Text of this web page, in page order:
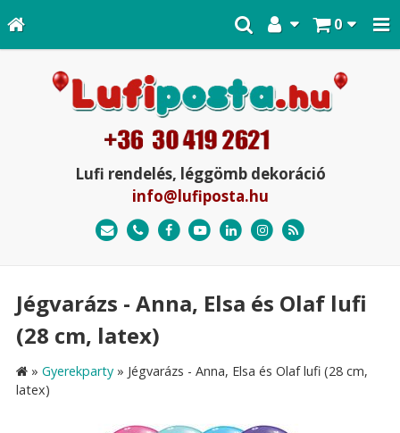
0
Lufi rendelés, léggömb dekoráció
info@lufiposta.hu
Jégvarázs - Anna, Elsa és Olaf lufi
(28 cm, latex)
» Gyerekparty » Jégvarázs - Anna, Elsa és Olaf lufi (28 cm,
latex)